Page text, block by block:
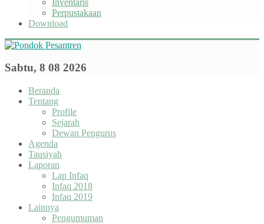
Perpustakaan
Download
Sabtu, 8 08 2026
Beranda
Tentang
Profile
Sejarah
Dewan Pengurus
Agenda
Tausiyah
Laporan
Lap Infaq
Infaq 2018
Infaq 2019
Lainnya
Pengumuman